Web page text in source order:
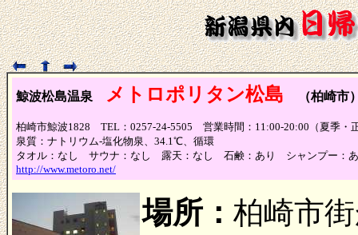
鯨波松島温泉 メトロポリタン松島 （柏崎
柏崎市鯨波1828 TEL：0257-24-5505 営業時間：11:00-20:00（夏季・
泉質：ナトリウム-塩化物泉、34.1℃、循環
タオル：なし サウナ：なし 露天：なし 石鹸：あり シャンプー：
http://www.metoro.net/
場所： 柏崎市